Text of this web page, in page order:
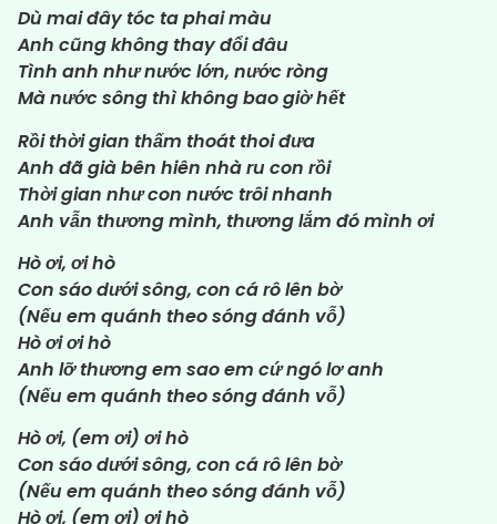
Dù mai đây tóc ta phai màu
Anh cũng không thay đổi đâu
Tình anh như nước lớn, nước ròng
Mà nước sông thì không bao giờ hết
Rồi thời gian thấm thoát thoi đưa
Anh đã già bên hiên nhà ru con rồi
Thời gian như con nước trôi nhanh
Anh vẫn thương mình, thương lắm đó mình ơi
Hò ơi, ơi hò
Con sáo dưới sông, con cá rô lên bờ
(Nếu em quánh theo sóng đánh vỗ)
Hò ơi ơi hò
Anh lỡ thương em sao em cứ ngó lơ anh
(Nếu em quánh theo sóng đánh vỗ)
Hò ơi, (em ơi) ơi hò
Con sáo dưới sông, con cá rô lên bờ
(Nếu em quánh theo sóng đánh vỗ)
Hò ơi, (em ơi) ơi hò